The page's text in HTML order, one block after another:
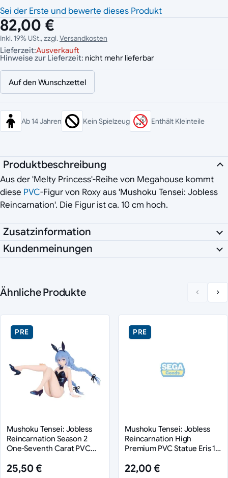
Sei der Erste und bewerte dieses Produkt
82,00 €
Inkl. 19% USt., zzgl.Versandkosten
Lieferzeit:Ausverkauft
Hinweise zur Lieferzeit: nicht mehr lieferbar
Auf den Wunschzettel
Ab 14 Jahren Kein Spielzeug Enthält Kleinteile
Produktbeschreibung
Aus der 'Melty Princess'-Reihe von Megahouse kommt
diese PVC-Figur von Roxy aus 'Mushoku Tensei: Jobless
Reincarnation'. Die Figur ist ca. 10 cm hoch.
Zusatzinformation
Kundenmeinungen
Ähnliche Produkte
PRE
Mushoku Tensei: Jobless
Reincarnation Season 2
One-Seventh Carat PVC
Color Ver. 14 cm
25,50 €
PRE
Mushoku Tensei: Jobless
Reincarnation High
Premium PVC Statue Eris 19
22,00 €